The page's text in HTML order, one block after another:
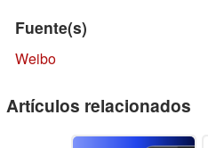
Fuente(s)
Weibo
Artículos relacionados